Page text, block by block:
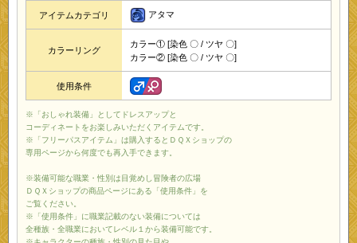
アイテムカテゴリ アタマ
カラーリング
カラー① [染色 〇 / ツヤ 〇]
カラー② [染色 〇 / ツヤ 〇]
使用条件
※「おしゃれ装備」としてドレスアップと
コーディネートをお楽しみいただくアイテムです。
※「フリーパスアイテム」は購入するとＤＱＸショップの
専用ページから何度でも再入手できます。
※装備可能な職業・性別は目覚めし冒険者の広場
ＤＱＸショップの商品ページにある「使用条件」を
ご覧ください。
※「使用条件」に職業記載のない装備については
全種族・全職業においてレベル１から装備可能です。